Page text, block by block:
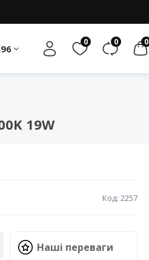
0 0 0
19W
Код: 2257
Наші переваги